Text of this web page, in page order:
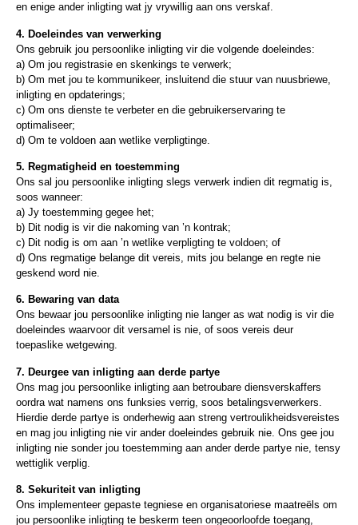
en enige ander inligting wat jy vrywillig aan ons verskaf.
4. Doeleindes van verwerking
Ons gebruik jou persoonlike inligting vir die volgende doeleindes:
a) Om jou registrasie en skenkings te verwerk;
b) Om met jou te kommunikeer, insluitend die stuur van nuusbriewe,
inligting en opdaterings;
c) Om ons dienste te verbeter en die gebruikerservaring te
optimaliseer;
d) Om te voldoen aan wetlike verpligtinge.
5. Regmatigheid en toestemming
Ons sal jou persoonlike inligting slegs verwerk indien dit regmatig is,
soos wanneer:
a) Jy toestemming gegee het;
b) Dit nodig is vir die nakoming van ’n kontrak;
c) Dit nodig is om aan ’n wetlike verpligting te voldoen; of
d) Ons regmatige belange dit vereis, mits jou belange en regte nie
geskend word nie.
6. Bewaring van data
Ons bewaar jou persoonlike inligting nie langer as wat nodig is vir die
doeleindes waarvoor dit versamel is nie, of soos vereis deur
toepaslike wetgewing.
7. Deurgee van inligting aan derde partye
Ons mag jou persoonlike inligting aan betroubare diensverskaffers
oordra wat namens ons funksies verrig, soos betalingsverwerkers.
Hierdie derde partye is onderhewig aan streng vertroulikheidsvereistes
en mag jou inligting nie vir ander doeleindes gebruik nie. Ons gee jou
inligting nie sonder jou toestemming aan ander derde partye nie, tensy
wettiglik verplig.
8. Sekuriteit van inligting
Ons implementeer gepaste tegniese en organisatoriese maatreëls om
jou persoonlike inligting te beskerm teen ongeoorloofde toegang,